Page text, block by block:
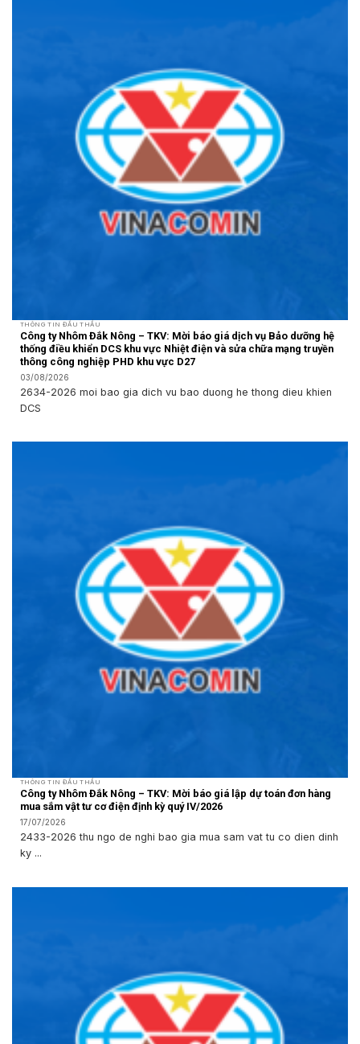
THÔNG TIN ĐẤU THẦU
Công ty Nhôm Đắk Nông – TKV: Mời báo giá dịch vụ Bảo dưỡng hệ
thống điều khiển DCS khu vực Nhiệt điện và sửa chữa mạng truyền
thông công nghiệp PHD khu vực D27
03/08/2026
2634-2026 moi bao gia dich vu bao duong he thong dieu khien
DCS
THÔNG TIN ĐẤU THẦU
Công ty Nhôm Đắk Nông – TKV: Mời báo giá lập dự toán đơn hàng
mua sắm vật tư cơ điện định kỳ quý IV/2026
17/07/2026
2433-2026 thu ngo de nghi bao gia mua sam vat tu co dien dinh
ky ...